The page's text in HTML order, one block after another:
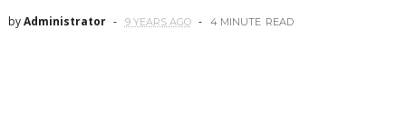
byAdministrator 9 YEARS AGO 4 MINUTE READ